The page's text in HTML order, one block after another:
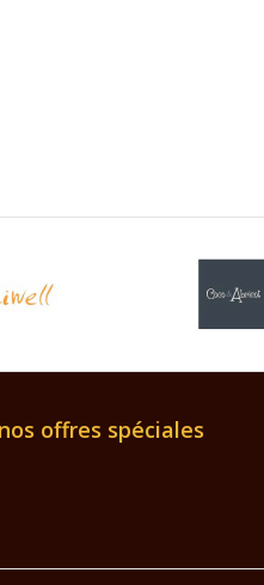
offres spéciales